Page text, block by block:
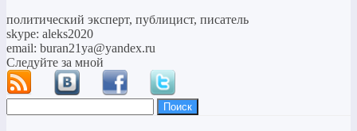
политический эксперт, публицист, писатель
skype: aleks2020
email: buran21ya@yandex.ru
Следуйте за мной